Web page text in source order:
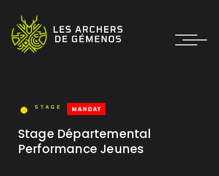
STAGE MANDAT
Stage Départemental
Performance Jeunes